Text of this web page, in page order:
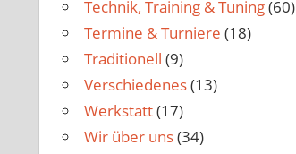
Technik, Training & Tuning(60)
Termine & Turniere (18)
Traditionell (9)
Verschiedenes(13)
Werkstatt(17)
Wir über uns(34)